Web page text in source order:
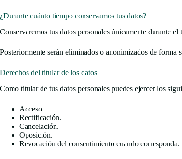
¿Durante cuánto tiempo conservamos tus datos?
Conservaremos tus datos personales únicamente durante
Posteriormente serán eliminados o anonimizados de forma
Derechos del titular de los datos
Como titular de tus datos personales puedes ejercer los
Acceso.
Rectificación.
Cancelación.
Oposición.
Revocación del consentimiento cuando corresponda.